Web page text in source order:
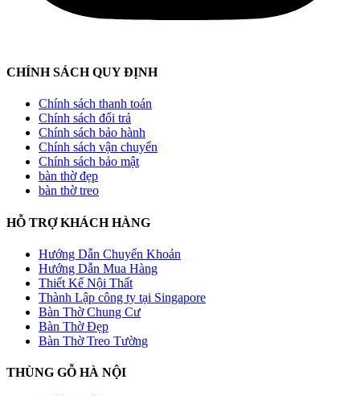
CHÍNH SÁCH QUY ĐỊNH
Chính sách thanh toán
Chính sách đổi trả
Chính sách bảo hành
Chính sách vận chuyển
Chính sách bảo mật
bàn thờ đẹp
bàn thờ treo
HỖ TRỢ KHÁCH HÀNG
Hướng Dẫn Chuyển Khoản
Hướng Dẫn Mua Hàng
Thiết Kế Nội Thất
Thành Lập công ty tại Singapore
Bàn Thờ Chung Cư
Bàn Thờ Đẹp
Bàn Thờ Treo Tường
THÙNG GỖ HÀ NỘI